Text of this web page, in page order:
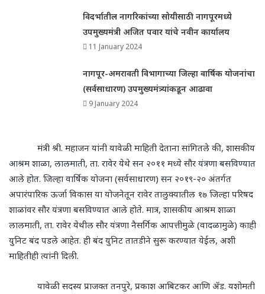
विदर्भातील नागरिकांच्या सोयीसाठी नागपूरमध्ये
उपमुख्यमंत्री अजित पवार यांचे नवीन कार्यालय
11 January 2024
नागपूर-अमरावती विभागाच्या जिल्हा वार्षिक योजनांचा
(सर्वसाधारण) उपमुख्यमंत्र्यांकडून आढावा
9 January 2024
मंत्री श्री. महाजन यांनी यावेळी माहिती देताना सांगितले की, शासकीय
आश्रम शाळा, लालमाती, ता. रावेर येथे सन २०११ मध्ये सौर यंत्रणा बसविण्यात
आले होत. जिल्हा वार्षिक योजना (सर्वसाधारण) सन २०१९-२० अंतर्गत
अपारंपारिक ऊर्जा विकास या योजनेतून रावेर तालुक्यातील १७ जिल्हा परिषद
शाळांवर सौर यंत्रणा बसविण्यात आले होते. मात्र, शासकीय आश्रम शाळा
लालमाती, ता. रावेर येथील सौर यंत्रणा नैसर्गिक आपत्तीमुळे (वादळामुळे) काही
युनिट बंद पडले आहेत. ही बंद युनिट तातडीने सुरू करण्यात येईल, अशी
माहितीही त्यांनी दिली.
यावेळी सदस्य प्राजक्त तनपुरे, प्रकाश आबिटकर आणि ॲड. यशोमती